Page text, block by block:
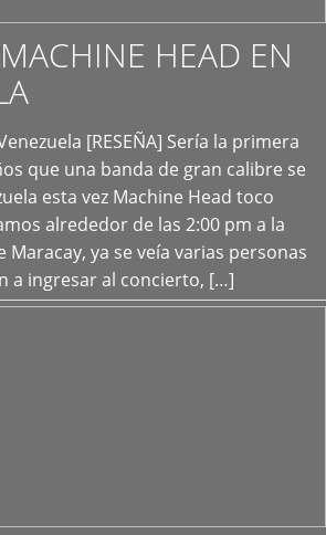
HEAD EN
[RESEÑA] Sería la primera
que una banda de gran calibre se
esta vez Machine Head toco
alrededor de las 2:00 pm a la
Maracay, ya se veía varias personas
a ingresar al concierto, […]
+